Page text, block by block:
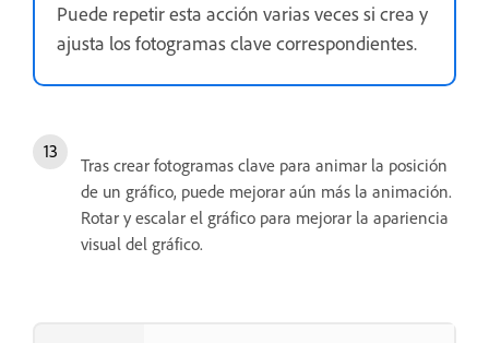
Puede repetir esta acción varias veces si crea y
ajusta los fotogramas clave correspondientes.
Tras crear fotogramas clave para animar la posición
de un gráfico, puede mejorar aún más la animación.
Rotar y escalar el gráfico para mejorar la apariencia
visual del gráfico.